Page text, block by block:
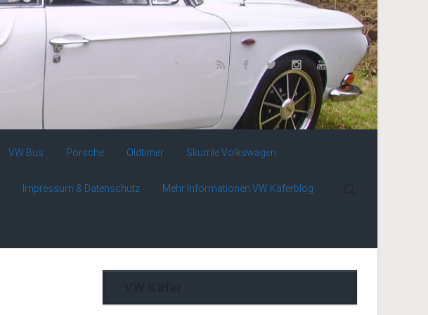
VW Bus Porsche Oldtimer Skurrile Volkswagen
Impressum & Datenschutz Mehr Informationen VW Käferblog